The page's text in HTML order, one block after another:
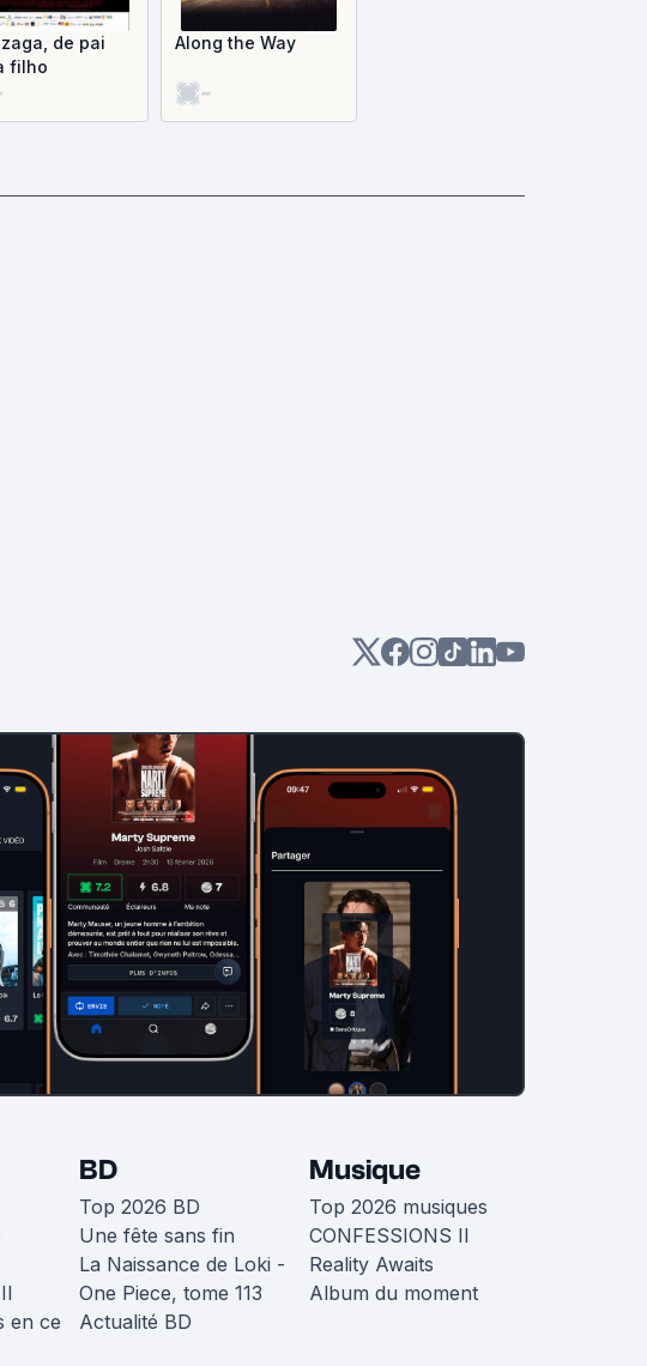
de pai
filho
Along the Way
-
en ce
BD
Top 2026 BD
Une fête sans fin
La Naissance de Loki -
One Piece, tome 113
Actualité BD
Musique
Top 2026 musiques
CONFESSIONS II
Reality Awaits
Album du moment